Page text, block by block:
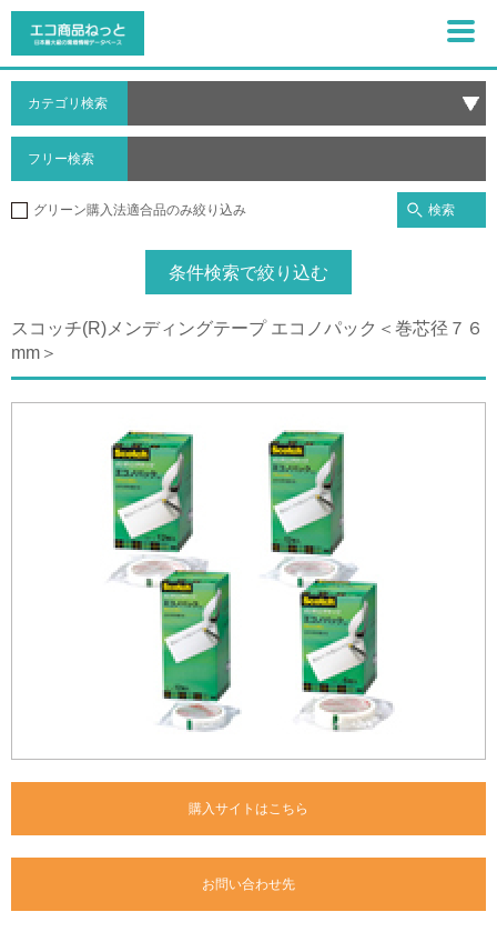
カテゴリ検索
フリー検索
グリーン購入法適合品のみ絞り込み 検索
条件検索で絞り込む
スコッチ(R)メンディングテープ エコノパック＜巻芯径７６
mm＞
購入サイトはこちら
お問い合わせ先